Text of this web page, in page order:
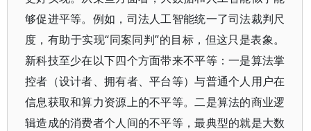
够促进平等。例如，司法人工智能统一了司法裁判尺
度，有助于实现“同案同判”的目标，但这只是表象。
新科技至少在以下四个方面带来不平等：一是算法掌
控者（设计者、拥有者、平台等）与普通个人用户在
信息获取和算力资源上的不平等。二是算法的商业逻
辑造成的消费者个人间的不平等，最典型的就是大数